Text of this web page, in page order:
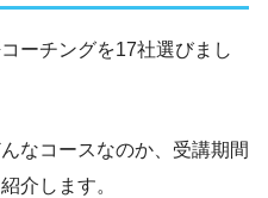
ーチングを17社選びまし
なコースなのか、受講期間
介します。